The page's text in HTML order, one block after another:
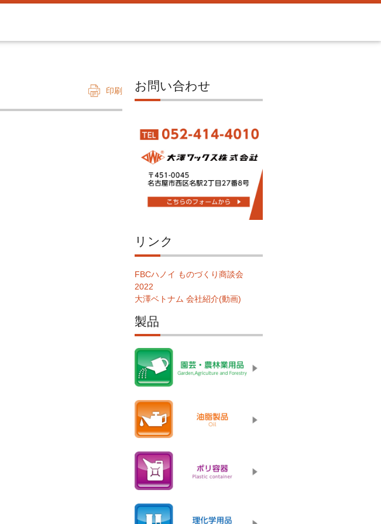
印刷 お問い合わせ
リンク
FBCハノイ ものづくり商談会
2022
大澤ベトナム 会社紹介(動画)
製品